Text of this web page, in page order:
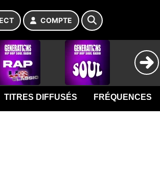
COMPTE
TITRES DIFFUSÉS FRÉQUENCES